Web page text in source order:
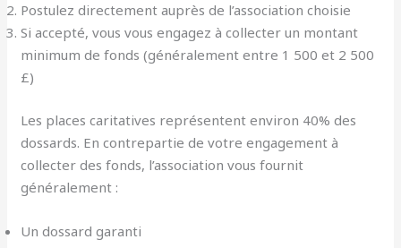
Postulez directement auprès de l’association choisie
Si accepté, vous vous engagez à collecter un montant
minimum de fonds (généralement entre 1 500 et 2 500
£)
Les places caritatives représentent environ 40% des
dossards. En contrepartie de votre engagement à
collecter des fonds, l’association vous fournit
généralement :
Un dossard garanti